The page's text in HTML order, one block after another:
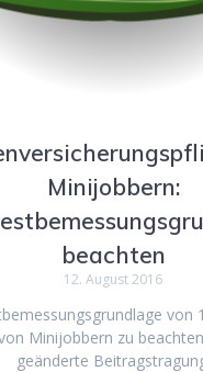
Minijobbern:
beachten
12. August 2016
von
Minijobbern zu
geänderte